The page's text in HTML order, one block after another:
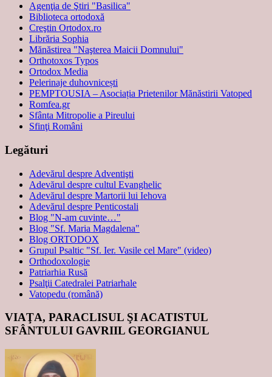
Agenţia de Ştiri "Basilica"
Biblioteca ortodoxă
Creştin Ortodox.ro
Librăria Sophia
Mănăstirea "Naşterea Maicii Domnului"
Orthotoxos Typos
Ortodox Media
Pelerinaje duhovnicești
PEMPTOUSIA – Asociația Prietenilor Mănăstirii Vatoped
Romfea.gr
Sfânta Mitropolie a Pireului
Sfinţi Români
Legături
Adevărul despre Adventişti
Adevărul despre cultul Evanghelic
Adevărul despre Martorii lui Iehova
Adevărul despre Penticostali
Blog "N-am cuvinte…"
Blog "Sf. Maria Magdalena"
Blog ORTODOX
Grupul Psaltic "Sf. Ier. Vasile cel Mare" (video)
Orthodoxologie
Patriarhia Rusă
Psalţii Catedralei Patriarhale
Vatopedu (română)
VIAŢA, PARACLISUL ŞI ACATISTUL
SFÂNTULUI GAVRIIL GEORGIANUL